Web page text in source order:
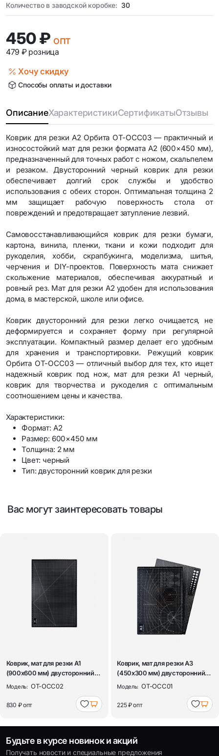
Количество в заводской коробке: 30
450 ₽ опт
479 ₽ розница
Хочу скидку
Способы оплаты и доставки
ОписаниеХарактеристикиСертификатыОтзывы
Коврик для резки А2 Орбита OT-OCC03 — практичный и
износостойкий мат для резки формата А2 (600×450 мм),
предназначенный для точных работ с ножом, скальпелем
и резаком. Двусторонний черный коврик для резки
обеспечивает долгий срок службы и удобство
использования с обеих сторон. Оптимальная толщина 2
мм защищает рабочую поверхность стола от
повреждений и предотвращает затупление лезвий.
Самовосстанавливающийся коврик для резки бумаги,
картона, винила, пленки, ткани и кожи подходит для
рукоделия, хобби, скрапбукинга, моделизма, шитья,
черчения и DIY-проектов. Поверхность мата снижает
скольжение материалов, обеспечивая аккуратный и
ровный рез. Мат для резки A2 удобен для использования
дома, в мастерской, школе или офисе.
Коврик двусторонний для резки легко очищается, не
деформируется и сохраняет форму при регулярной
эксплуатации. Компактный размер делает его удобным
для хранения и транспортировки. Режущий коврик
Орбита OT-OCC03 — отличный выбор для тех, кто ищет
надежный коврик под нож, мат для резки A1 черный,
коврик для творчества и рукоделия с оптимальным
соотношением цены и качества.
Характеристики:
Формат: A2
Размер: 600×450 мм
Толщина: 2 мм
Цвет: черный
Тип: двусторонний коврик для резки
Вас могут заинтересовать товары
Коврик, мат для резки А1
(900х600 мм) двусторонний
черный, т...
Модель: OT-OCC02
830 ₽опт
Коврик, мат для резки А3
(450х300 мм) двусторонний
черный, т...
Модель: OT-OCC01
225 ₽опт
Будьте в курсе новинок и акций
Получать новости и специальные предложения